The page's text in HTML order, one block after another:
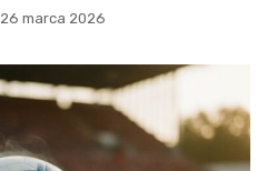
26 marca 2026